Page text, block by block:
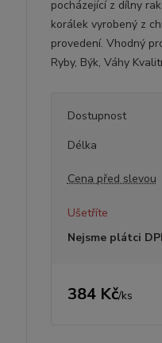
pocházející z dílny
korálek vyrobený z
provedení. Vhodný
Ryby, Býk, Váhy
Dostupnost
Délka
Cena před slevou
Ušetříte
Nejsme plátci
384 Kč/ks